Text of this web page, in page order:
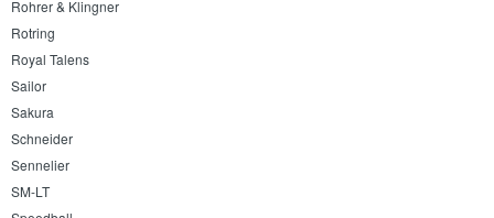
Rohrer & Klingner
Rotring
Royal Talens
Sailor
Sakura
Schneider
Sennelier
SM-LT